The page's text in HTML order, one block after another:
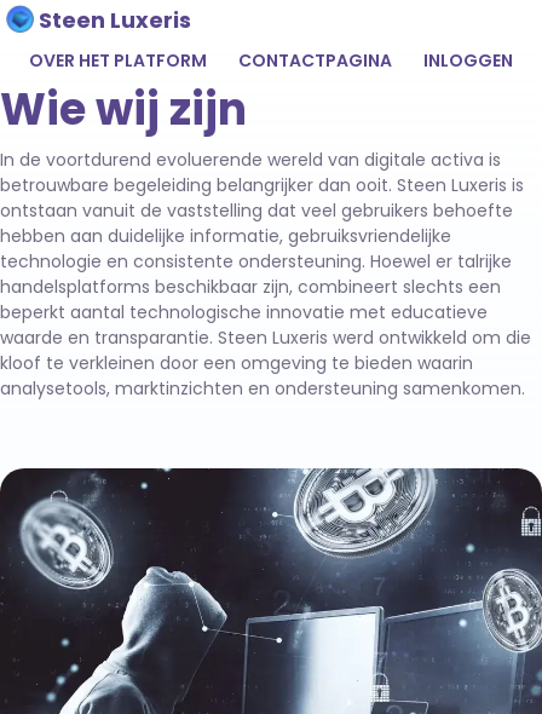
Steen Luxeris
OVER HET PLATFORM CONTACTPAGINA INLOGGEN
Wie wij zijn
In de voortdurend evoluerende wereld van digitale activa is
betrouwbare begeleiding belangrijker dan ooit. Steen Luxeris is
ontstaan vanuit de vaststelling dat veel gebruikers behoefte
hebben aan duidelijke informatie, gebruiksvriendelijke
technologie en consistente ondersteuning. Hoewel er talrijke
handelsplatforms beschikbaar zijn, combineert slechts een
beperkt aantal technologische innovatie met educatieve
waarde en transparantie. Steen Luxeris werd ontwikkeld om die
kloof te verkleinen door een omgeving te bieden waarin
analysetools, marktinzichten en ondersteuning samenkomen.